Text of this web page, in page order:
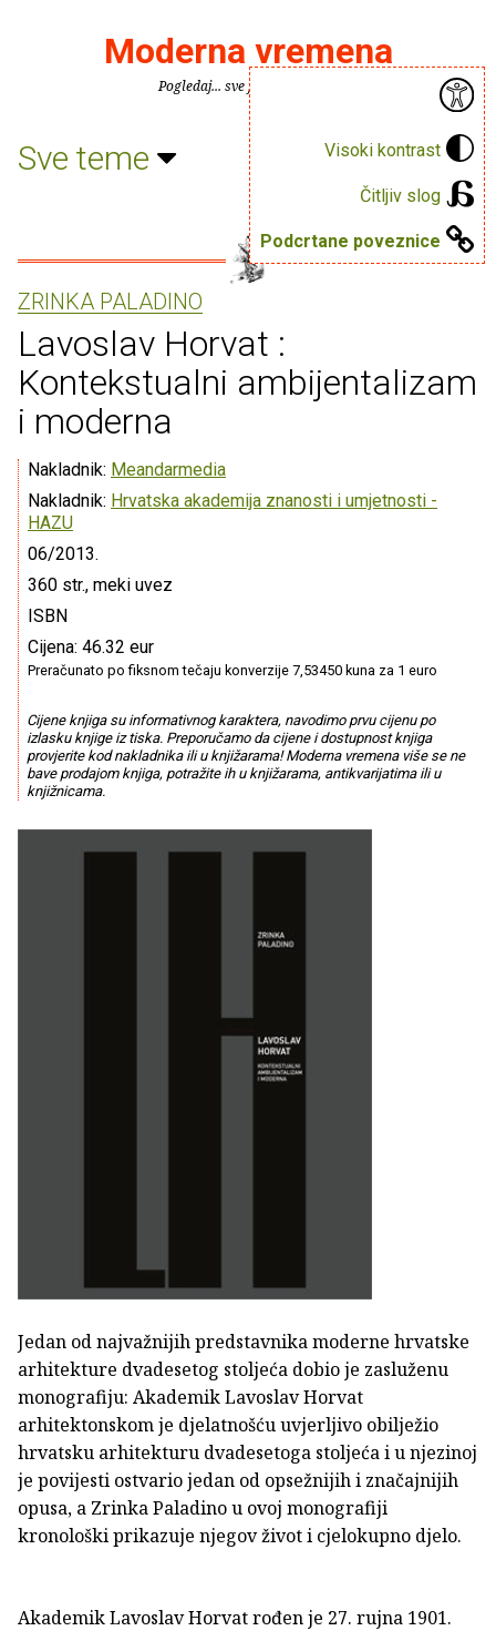
Visoki kontrast
Čitljiv slog
Podcrtane poveznice
Moderna vremena
Pogledaj... sve je puno knjiga.
Sve teme
ZRINKA PALADINO
Lavoslav Horvat :
Kontekstualni ambijentalizam
i moderna
Nakladnik: Meandarmedia
Nakladnik: Hrvatska akademija znanosti i umjetnosti -
HAZU
06/2013.
360 str., meki uvez
ISBN
Cijena: 46.32 eur
Preračunato po fiksnom tečaju konverzije 7,53450 kuna za 1 euro
Cijene knjiga su informativnog karaktera, navodimo prvu cijenu po
izlasku knjige iz tiska. Preporučamo da cijene i dostupnost knjiga
provjerite kod nakladnika ili u knjižarama! Moderna vremena više se ne
bave prodajom knjiga, potražite ih u knjižarama, antikvarijatima ili u
knjižnicama.
Jedan od najvažnijih predstavnika moderne hrvatske
arhitekture dvadesetog stoljeća dobio je zasluženu
monografiju: Akademik Lavoslav Horvat
arhitektonskom je djelatnošću uvjerljivo obilježio
hrvatsku arhitekturu dvadesetoga stoljeća i u njezinoj
je povijesti ostvario jedan od opsežnijih i značajnijih
opusa, a Zrinka Paladino u ovoj monografiji
kronološki prikazuje njegov život i cjelokupno djelo.
Akademik Lavoslav Horvat rođen je 27. rujna 1901.